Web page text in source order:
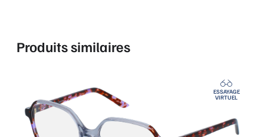
Produits similaires
ESSAYAGE
VIRTUEL